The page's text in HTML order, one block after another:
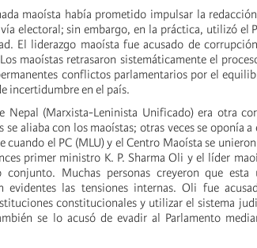
maoísta había prometido impulsar la
electoral; sin embargo, en la práctica, utilizó el
El liderazgo maoísta fue acusado de
maoístas retrasaron sistemáticamente el
conflictos parlamentarios por el
incertidumbre en el país.
Nepal (Marxista-Leninista Unificado) era otra
aliaba con los maoístas; otras veces se oponía a
el PC (MLU) y el Centro Maoísta se
primer ministro K. P. Sharma Oli y el líder
Muchas personas creyeron que esta
evidentes las tensiones internas. Oli fue
constitucionales y utilizar el sistema
se lo acusó de evadir al Parlamento